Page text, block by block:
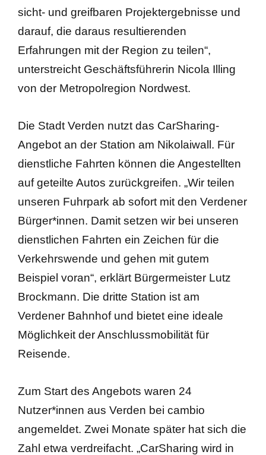
sicht- und greifbaren Projektergebnisse und
darauf, die daraus resultierenden
Erfahrungen mit der Region zu teilen“,
unterstreicht Geschäftsführerin Nicola Illing
von der Metropolregion Nordwest.
Die Stadt Verden nutzt das CarSharing-
Angebot an der Station am Nikolaiwall. Für
dienstliche Fahrten können die Angestellten
auf geteilte Autos zurückgreifen. „Wir teilen
unseren Fuhrpark ab sofort mit den Verdener
Bürger*innen. Damit setzen wir bei unseren
dienstlichen Fahrten ein Zeichen für die
Verkehrswende und gehen mit gutem
Beispiel voran“, erklärt Bürgermeister Lutz
Brockmann. Die dritte Station ist am
Verdener Bahnhof und bietet eine ideale
Möglichkeit der Anschlussmobilität für
Reisende.
Zum Start des Angebots waren 24
Nutzer*innen aus Verden bei cambio
angemeldet. Zwei Monate später hat sich die
Zahl etwa verdreifacht. „CarSharing wird in